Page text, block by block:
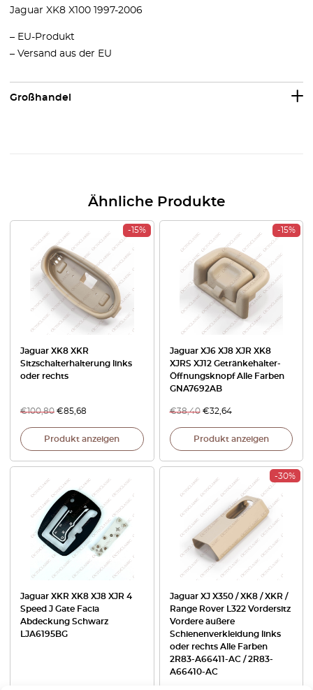
Jaguar XK8 X100 1997-2006
– EU-Produkt
– Versand aus der EU
Großhandel
Ähnliche Produkte
-15%
Jaguar XK8 XKR
Sitzschalterhalterung links
oder rechts
€100,80 €85,68
Produkt anzeigen
-15%
Jaguar XJ6 XJ8 XJR XK8
XJRS XJ12 Getränkehalter-
Öffnungsknopf Alle Farben
GNA7692AB
€38,40 €32,64
Produkt anzeigen
Jaguar XKR XK8 XJ8 XJR 4
Speed J Gate Facia
Abdeckung Schwarz
LJA6195BG
-30%
Jaguar XJ X350 / XK8 / XKR /
Range Rover L322 Vordersitz
Vordere äußere
Schienenverkleidung links
oder rechts Alle Farben
2R83-A66411-AC / 2R83-
A66410-AC